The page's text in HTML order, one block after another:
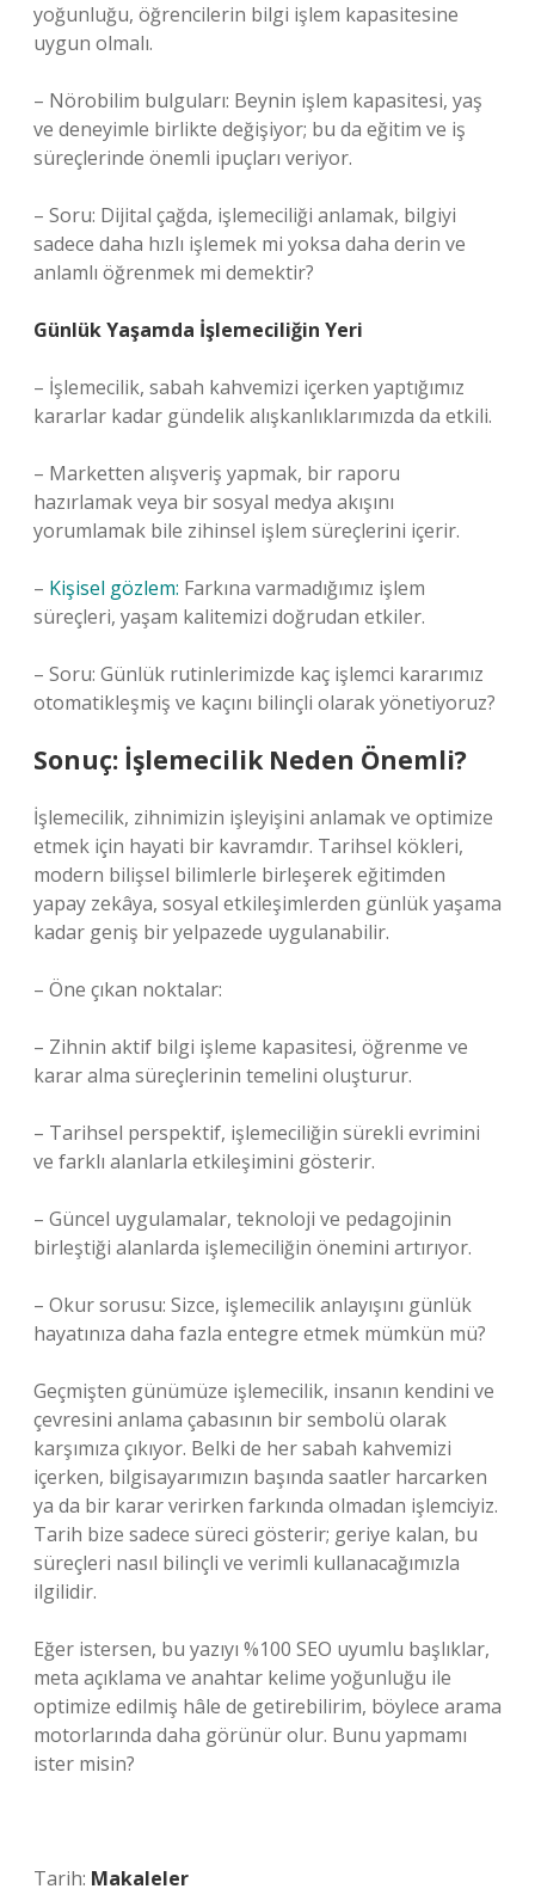
yoğunluğu, öğrencilerin bilgi işlem kapasitesine
uygun olmalı.
– Nörobilim bulguları: Beynin işlem kapasitesi, yaş
ve deneyimle birlikte değişiyor; bu da eğitim ve iş
süreçlerinde önemli ipuçları veriyor.
– Soru: Dijital çağda, işlemeciliği anlamak, bilgiyi
sadece daha hızlı işlemek mi yoksa daha derin ve
anlamlı öğrenmek mi demektir?
Günlük Yaşamda İşlemeciliğin Yeri
– İşlemecilik, sabah kahvemizi içerken yaptığımız
kararlar kadar gündelik alışkanlıklarımızda da etkili.
– Marketten alışveriş yapmak, bir raporu
hazırlamak veya bir sosyal medya akışını
yorumlamak bile zihinsel işlem süreçlerini içerir.
– Kişisel gözlem: Farkına varmadığımız işlem
süreçleri, yaşam kalitemizi doğrudan etkiler.
– Soru: Günlük rutinlerimizde kaç işlemci kararımız
otomatikleşmiş ve kaçını bilinçli olarak yönetiyoruz?
Sonuç: İşlemecilik Neden Önemli?
İşlemecilik, zihnimizin işleyişini anlamak ve optimize
etmek için hayati bir kavramdır. Tarihsel kökleri,
modern bilişsel bilimlerle birleşerek eğitimden
yapay zekâya, sosyal etkileşimlerden günlük yaşama
kadar geniş bir yelpazede uygulanabilir.
– Öne çıkan noktalar:
– Zihnin aktif bilgi işleme kapasitesi, öğrenme ve
karar alma süreçlerinin temelini oluşturur.
– Tarihsel perspektif, işlemeciliğin sürekli evrimini
ve farklı alanlarla etkileşimini gösterir.
– Güncel uygulamalar, teknoloji ve pedagojinin
birleştiği alanlarda işlemeciliğin önemini artırıyor.
– Okur sorusu: Sizce, işlemecilik anlayışını günlük
hayatınıza daha fazla entegre etmek mümkün mü?
Geçmişten günümüze işlemecilik, insanın kendini ve
çevresini anlama çabasının bir sembolü olarak
karşımıza çıkıyor. Belki de her sabah kahvemizi
içerken, bilgisayarımızın başında saatler harcarken
ya da bir karar verirken farkında olmadan işlemciyiz.
Tarih bize sadece süreci gösterir; geriye kalan, bu
süreçleri nasıl bilinçli ve verimli kullanacağımızla
ilgilidir.
Eğer istersen, bu yazıyı %100 SEO uyumlu başlıklar,
meta açıklama ve anahtar kelime yoğunluğu ile
optimize edilmiş hâle de getirebilirim, böylece arama
motorlarında daha görünür olur. Bunu yapmamı
ister misin?
Tarih: Makaleler